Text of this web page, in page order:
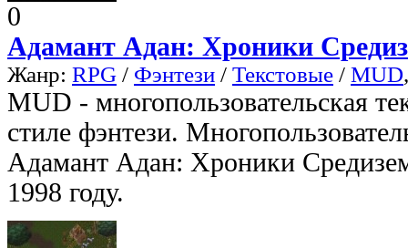
0
Адамант Адан: Хроники
Жанр: RPG / Фэнтези / Текстовые / MUD
MUD - многопользовательская
стиле фэнтези.
Адамант Адан: Хроники
1998 году.